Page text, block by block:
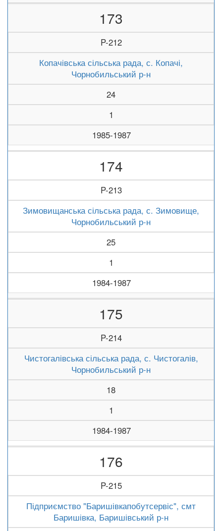
173
P-212
Копачівська сільська рада, с. Копачі,
Чорнобильський р-н
24
1
1985-1987
174
P-213
Зимовищанська сільська рада, с. Зимовище,
Чорнобильський р-н
25
1
1984-1987
175
P-214
Чистогалівська сільська рада, с. Чистогалів,
Чорнобильський р-н
18
1
1984-1987
176
P-215
Підприємство "Баришівкапобутсервіс", смт
Баришівка, Баришівський р-н